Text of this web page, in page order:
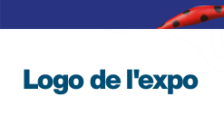
Logo de l'expo